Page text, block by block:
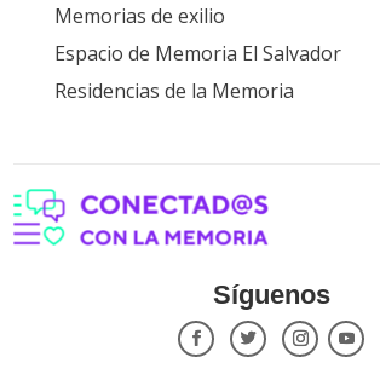
Memorias de exilio
Espacio de Memoria El Salvador
Residencias de la Memoria
Síguenos